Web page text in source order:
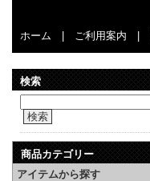
ホーム ご利用案内
検索
検索
商品カテゴリー
アイテムから探す